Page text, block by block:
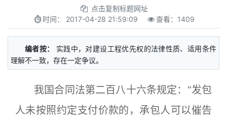
点击复制标题网址
时间： 2017-04-28 21:59:09 查看： 1409
编者按：
实践中，对建设工程优先权的法律性质、适用条件
理解不一致，存在一定争议。
我国合同法第二百八十六条规定：“发包
人未按照约定支付价款的，承包人可以催告